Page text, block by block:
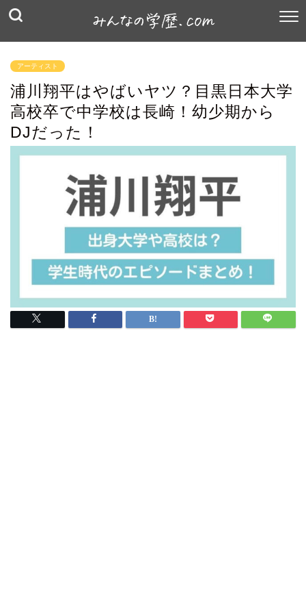
アーティスト
浦川翔平はやばいヤツ？目黒日本大学
高校卒で中学校は長崎！幼少期から
DJだった！